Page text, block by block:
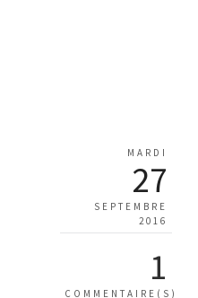
MARDI
27
SEPTEMBRE
2016
1
COMMENTAIRE(S)